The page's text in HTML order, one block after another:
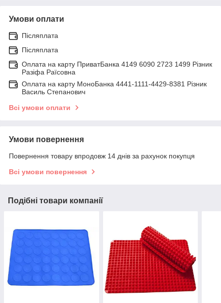
Умови оплати
Післяплата
Післяплата
Оплата на карту ПриватБанка 4149 6090 2723 1499 Різник
Разіфа Раїсовна
Оплата на карту МоноБанка 4441-1111-4429-8381 Різник
Василь Степанович
Всі умови оплати
Умови повернення
Повернення товару впродовж 14 днів за рахунок покупця
Всі умови повернення
Подібні товари компанії